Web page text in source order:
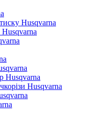
Husqvarna
Husqvarna
Husqvarna